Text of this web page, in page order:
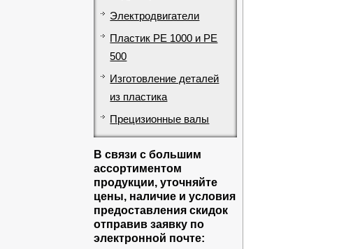
Электродвигатели
Пластик PE 1000 и PE
500
Изготовление деталей
из пластика
Прецизионные валы
В связи с большим
ассортиментом
продукции, уточняйте
цены, наличие и условия
предоставления скидок
отправив заявку по
электронной почте: